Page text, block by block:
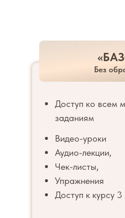
Доступ ко всем
заданиям
Видео-уроки
Аудио-лекции,
Чек-листы,
Упражнения
Доступ к курсу
Без